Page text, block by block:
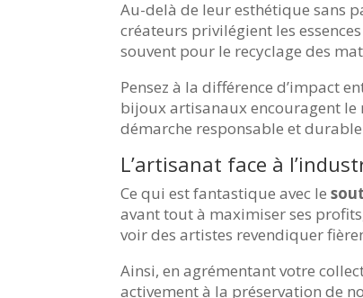
Au-delà de leur esthétique sans
créateurs privilégient les
souvent pour le recyclage des
Pensez à la différence d’impact
bijoux artisanaux encouragent le
démarche responsable et
L’artisanat face à
Ce qui est fantastique avec le
avant tout à maximiser ses
voir des artistes revendiquer
Ainsi, en agrémentant votre
activement à la préservation de